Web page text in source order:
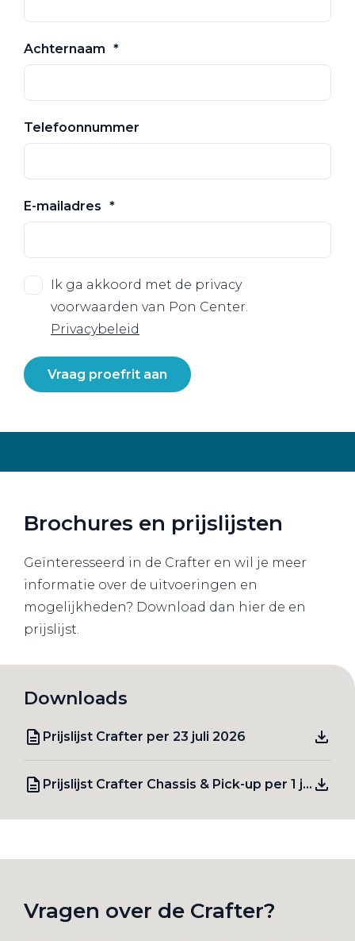
Achternaam
Telefoonnummer
E-mailadres
Ik ga akkoord met de privacy
voorwaarden van Pon Center.
Privacybeleid
Vraag proefrit aan
Brochures en prijslijsten
Geïnteresseerd in de Crafter en wil je meer
informatie over de uitvoeringen en
mogelijkheden? Download dan hier de en
prijslijst.
Downloads
Prijslijst Crafter per 23 juli 2026
Prijslijst Crafter Chassis & Pick-up per 1 januari 2026
Vragen over de Crafter?